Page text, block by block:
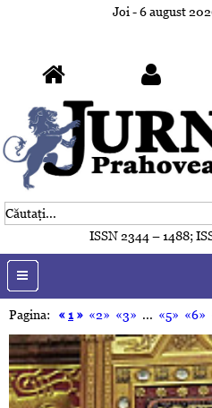
Joi - 6 august
ISSN 2344 – 1488;
Pagina: «1» «2» «3» ... «5» «6»